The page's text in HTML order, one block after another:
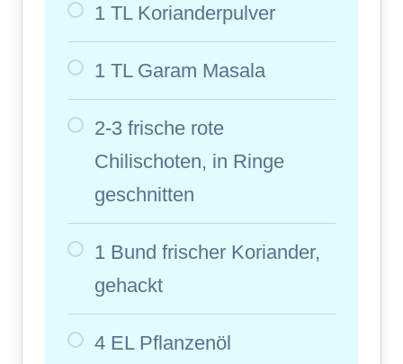
1 TL Korianderpulver
1 TL Garam Masala
2-3 frische rote
Chilischoten, in Ringe
geschnitten
1 Bund frischer Koriander,
gehackt
4 EL Pflanzenöl